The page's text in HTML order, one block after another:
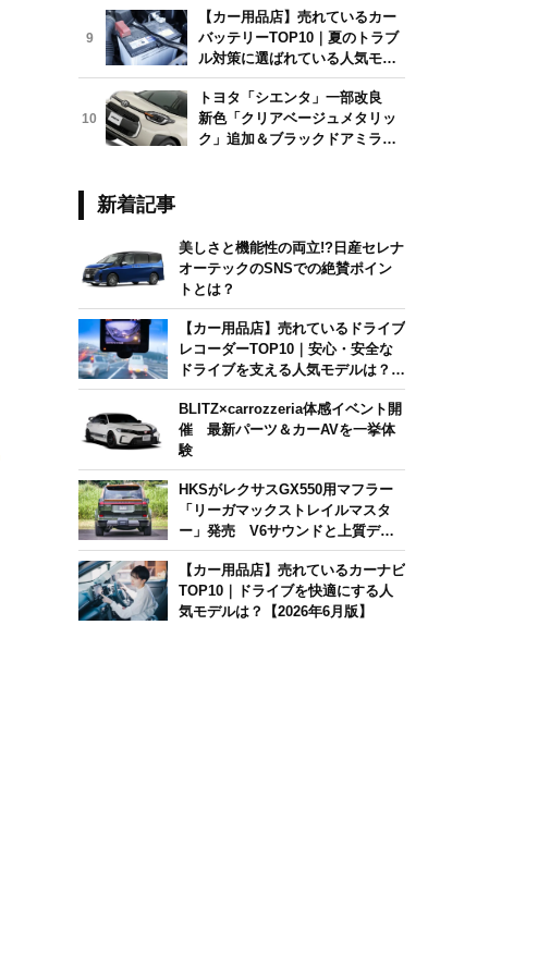
9
【カー用品店】売れているカー
バッテリーTOP10｜夏のトラブ
ル対策に選ばれている人気モデ
ルは？【2026年6月版】
10
トヨタ「シエンタ」一部改良
新色「クリアベージュメタリッ
ク」追加＆ブラックドアミラー
新着記事
美しさと機能性の両立!?日産セレナ
オーテックのSNSでの絶賛ポイン
トとは？
【カー用品店】売れているドライブ
レコーダーTOP10｜安心・安全な
ドライブを支える人気モデルは？
【2026年6月版】
BLITZ×carrozzeria体感イベント開
催 最新パーツ＆カーAVを一挙体
験
HKSがレクサスGX550用マフラー
「リーガマックストレイルマスタ
ー」発売 V6サウンドと上質デザ
インを両立
【カー用品店】売れているカーナビ
TOP10｜ドライブを快適にする人
気モデルは？【2026年6月版】